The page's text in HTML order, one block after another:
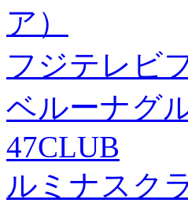
ア）
フジテレビ
ベルーナグ
47CLUB
ルミナスク